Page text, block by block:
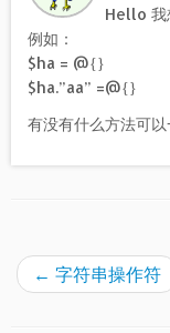
Hello 我
例如：
$ha = @{}
$ha.”aa” =@{}
有没有什么方法可
← 字符串操作符